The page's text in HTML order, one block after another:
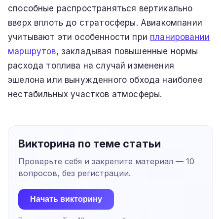
способные распространяться вертикально
вверх вплоть до стратосферы. Авиакомпании
учитывают эти особенности при планировании
маршрутов, закладывая повышенные нормы
расхода топлива на случай изменения
эшелона или вынужденного обхода наиболее
нестабильных участков атмосферы.
Викторина по теме статьи
Проверьте себя и закрепите материал — 10
вопросов, без регистрации.
Начать викторину